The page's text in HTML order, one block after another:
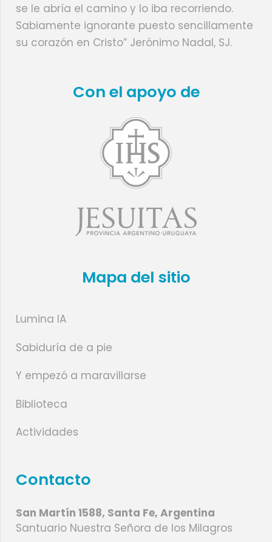
se le abría el camino y lo iba recorriendo.
Sabiamente ignorante puesto sencillamente
su corazón en Cristo” Jerónimo Nadal, SJ.
Con el apoyo de
Mapa del sitio
Lumina IA
Sabiduría de a pie
Y empezó a maravillarse
Biblioteca
Actividades
Contacto
San Martín 1588, Santa Fe, Argentina
Santuario Nuestra Señora de los Milagros